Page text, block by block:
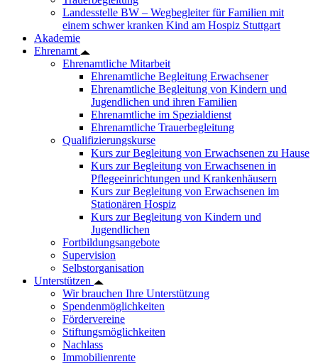
Landesstelle BW – Wegbegleiter für Familien mit
einem schwer kranken Kind am Hospiz Stuttgart
Akademie
Ehrenamt
Ehrenamtliche Mitarbeit
Ehrenamtliche Begleitung Erwachsener
Ehrenamtliche Begleitung von Kindern und
Jugendlichen und ihren Familien
Ehrenamtliche im Spezialdienst
Ehrenamtliche Trauerbegleitung
Qualifizierungskurse
Kurs zur Begleitung von Erwachsenen zu Hause
Kurs zur Begleitung von Erwachsenen in
Pflegeeinrichtungen und Krankenhäusern
Kurs zur Begleitung von Erwachsenen im
Stationären Hospiz
Kurs zur Begleitung von Kindern und
Jugendlichen
Fortbildungsangebote
Supervision
Selbstorganisation
Unterstützen
Wir brauchen Ihre Unterstützung
Spendenmöglichkeiten
Fördervereine
Stiftungsmöglichkeiten
Nachlass
Immobilienrente